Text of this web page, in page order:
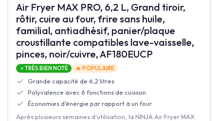
Air Fryer MAX PRO, 6,2 L, Grand tiroir,
rôtir, cuire au four, frire sans huile,
familial, antiadhésif, panier/plaque
croustillante compatibles lave-vaisselle,
pinces, noir/cuivre, AF180EUCP
⭐ TRÈS BIEN NOTÉ 🔥 POPULAIRE
Grande capacité de 6,2 litres
Polyvalence avec 6 fonctions de cuisson
Économies d'énergie par rapport à un four
Après plusieurs semaines d'utilisation, la NINJA Air Fryer MAX